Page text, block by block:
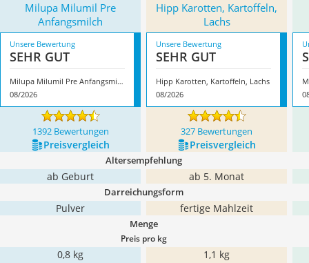
Milupa Milumil Pre
Anfangsmilch
Hipp Karotten, Kartoffeln,
Lachs
Unsere Bewertung
SEHR GUT
Milupa Milumil Pre Anfangsmilch
08/2026
Unsere Bewertung
SEHR GUT
Hipp Karotten, Kartoffeln, Lachs
08/2026
1392 Bewertungen 327 Bewertungen
Preis­vergleich Preis­vergleich
Altersempfehlung
ab Geburt ab 5. Monat
Darreichungsform
Pulver fertige Mahlzeit
Menge
Preis pro kg
0,8 kg 1,1 kg